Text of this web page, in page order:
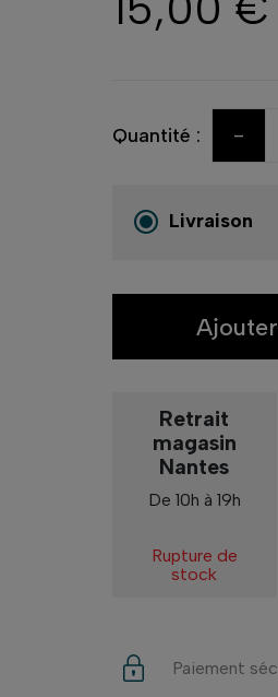
Quantité : -
Livraison
Retrait
magasin
Nantes
De 10h à 19h
Rupture de
stock
Paiement